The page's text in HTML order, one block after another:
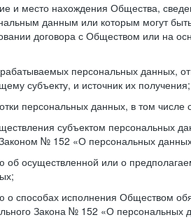
и место нахождения Общества,
данным или которым могут
договора с Обществом или на
персональных данных,
субъекту, и источник их получения;
персональных данных, в том числе
субъектом персональных
№ 152 «О персональных
осуществленной или о
способах исполнения Обществом
Закона № 152 «О персональных